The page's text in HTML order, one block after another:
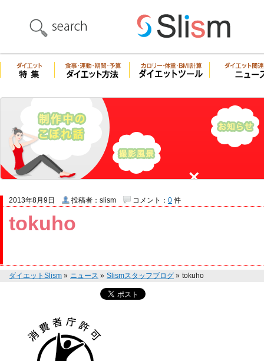
tokuho
2013年8月9日 投稿者：slism コメント： 0 件
ダイエットSlism » ニュース » Slismスタッフブログ » tokuho